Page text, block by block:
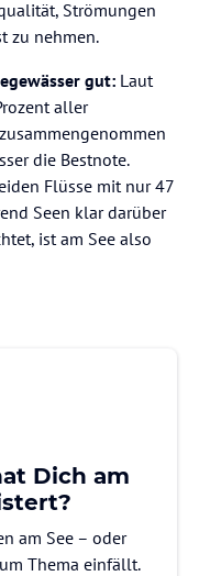
Strömungen
zu nehmen.
gut: Laut
aller
die Bestnote.
Flüsse mit nur 47
Seen klar darüber
ist am See also
Dich am
am See – oder
Thema einfällt.